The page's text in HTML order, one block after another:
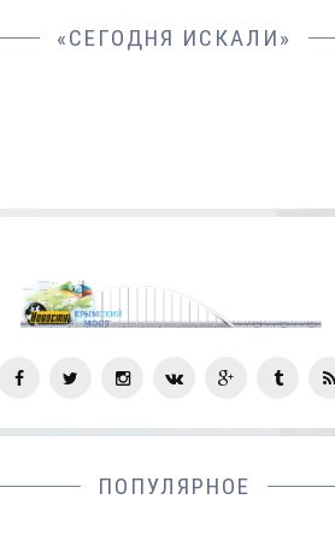
«СЕГОДНЯ ИСКАЛИ»
ПОПУЛЯРНОЕ